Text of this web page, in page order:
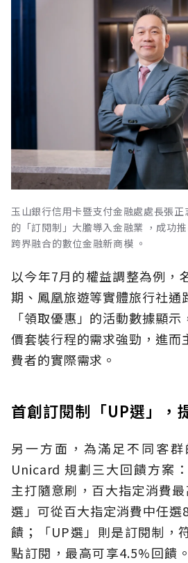
玉山銀行信用卡暨支付金融處處長張
的「訂閱制」大膽導入金融業 ，成功
跨界融合的數位金融新商模 。
以今年7月的權益調整為例，
期、鳳凰旅遊等實體旅行社通
「領取優惠」的活動數據顯
價套裝行程的需求強勁，進而
費者的實際需求。
首創訂閱制「UP選」，
另一方面，為滿足不同客
Unicard 規劃三大回饋方案
主打隨意刷，百大指定消費
選」可從百大指定消費中任選
饋；「UP選」則是訂閱制，
點訂閱，最高可享4.5%回饋